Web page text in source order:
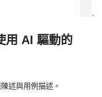
用 AI 驅動的
述與用例描述。